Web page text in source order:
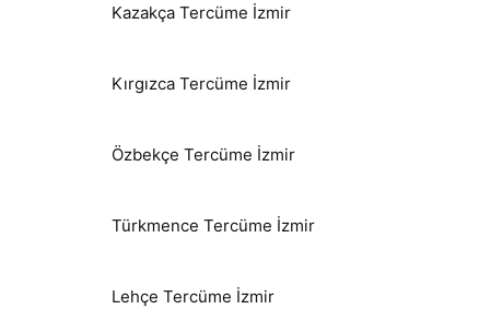
Kazakça Tercüme İzmir
Kırgızca Tercüme İzmir
Özbekçe Tercüme İzmir
Türkmence Tercüme İzmir
Lehçe Tercüme İzmir